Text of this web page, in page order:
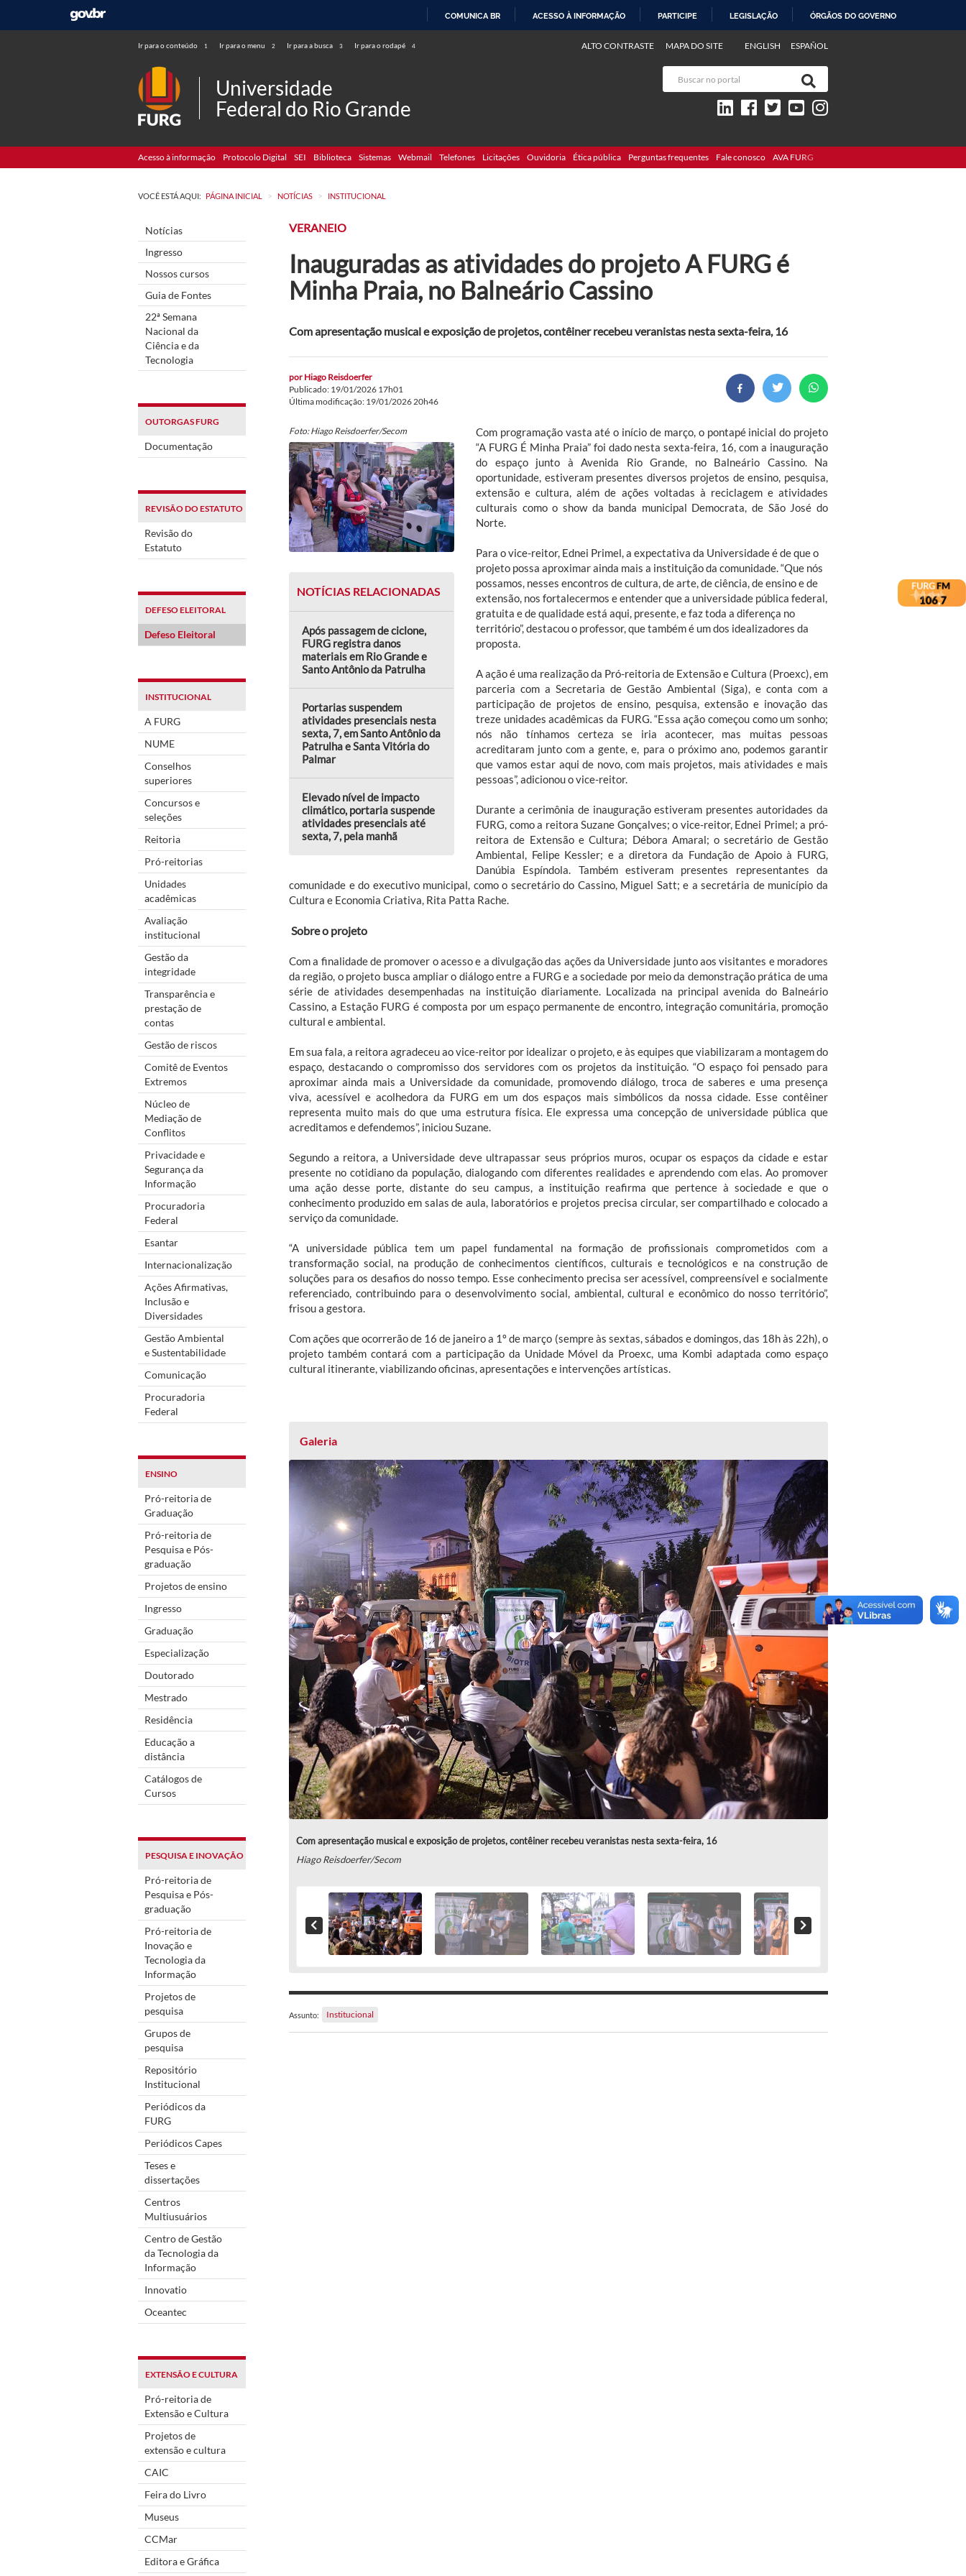
COMUNICA BR ACESSO À INFORMAÇÃO PARTICIPE LEGISLAÇÃO ÓRGÃOS DO GOVERNO
Ir para o conteúdo 1 Ir para o menu 2 Ir para a busca 3 Ir para o rodapé 4 ENGLISH ESPAÑOL
ALTO CONTRASTE MAPA DO SITE
Universidade
Federal do Rio Grande
Acesso à informação Protocolo Digital SEI Biblioteca Sistemas Webmail Telefones Licitações Ouvidoria Ética pública Perguntas frequentes Fale conosco AVA FURG
VOCÊ ESTÁ AQUI: PÁGINA INICIAL > NOTÍCIAS > INSTITUCIONAL
Notícias
Ingresso
Nossos cursos
Guia de Fontes
22ª Semana
Nacional da
Ciência e da
Tecnologia
OUTORGAS FURG
Documentação
REVISÃO DO ESTATUTO
Revisão do
Estatuto
DEFESO ELEITORAL
Defeso Eleitoral
INSTITUCIONAL
A FURG
NUME
Conselhos
superiores
Concursos e
seleções
Reitoria
Pró-reitorias
Unidades
acadêmicas
Avaliação
institucional
Gestão da
integridade
Transparência e
prestação de
contas
Gestão de riscos
Comitê de Eventos
Extremos
Núcleo de
Mediação de
Conflitos
Privacidade e
Segurança da
Informação
Procuradoria
Federal
Esantar
Internacionalização
Ações Afirmativas,
Inclusão e
Diversidades
Gestão Ambiental
e Sustentabilidade
Comunicação
Procuradoria
Federal
ENSINO
Pró-reitoria de
Graduação
Pró-reitoria de
Pesquisa e Pós-
graduação
Projetos de ensino
Ingresso
Graduação
Especialização
Doutorado
Mestrado
Residência
Educação a
distância
Catálogos de
Cursos
PESQUISA E INOVAÇÃO
Pró-reitoria de
Pesquisa e Pós-
graduação
Pró-reitoria de
Inovação e
Tecnologia da
Informação
Projetos de
pesquisa
Grupos de
pesquisa
Repositório
Institucional
Periódicos da
FURG
Periódicos Capes
Teses e
dissertações
Centros
Multiusuários
Centro de Gestão
da Tecnologia da
Informação
Innovatio
Oceantec
EXTENSÃO E CULTURA
Pró-reitoria de
Extensão e Cultura
Projetos de
extensão e cultura
CAIC
Feira do Livro
Museus
CCMar
Editora e Gráfica
VERANEIO
Inauguradas as atividades do projeto A FURG é
Minha Praia, no Balneário Cassino
Com apresentação musical e exposição de projetos, contêiner recebeu veranistas nesta sexta-feira, 16
por Hiago Reisdoerfer
Publicado: 19/01/2026 17h01
Última modificação: 19/01/2026 20h46
Foto: Hiago Reisdoerfer/Secom
Com programação vasta até o início de março, o pontapé inicial do projeto
“A FURG É Minha Praia” foi dado nesta sexta-feira, 16, com a inauguração
do espaço junto à Avenida Rio Grande, no Balneário Cassino. Na
oportunidade, estiveram presentes diversos projetos de ensino, pesquisa,
extensão e cultura, além de ações voltadas à reciclagem e atividades
culturais como o show da banda municipal Democrata, de São José do
Norte.
NOTÍCIAS RELACIONADAS
Após passagem de ciclone,
FURG registra danos
materiais em Rio Grande e
Santo Antônio da Patrulha
Portarias suspendem
atividades presenciais nesta
sexta, 7, em Santo Antônio da
Patrulha e Santa Vitória do
Palmar
Elevado nível de impacto
climático, portaria suspende
atividades presenciais até
sexta, 7, pela manhã
Para o vice-reitor, Ednei Primel, a expectativa da Universidade é de que o
projeto possa aproximar ainda mais a instituição da comunidade. “Que nós
possamos, nesses encontros de cultura, de arte, de ciência, de ensino e de
extensão, nos fortalecermos e entender que a universidade pública federal,
gratuita e de qualidade está aqui, presente, e faz toda a diferença no
território”, destacou o professor, que também é um dos idealizadores da
proposta.
A ação é uma realização da Pró-reitoria de Extensão e Cultura (Proexc), em
parceria com a Secretaria de Gestão Ambiental (Siga), e conta com a
participação de projetos de ensino, pesquisa, extensão e inovação das
treze unidades acadêmicas da FURG. “Essa ação começou como um sonho;
nós não tínhamos certeza se iria acontecer, mas muitas pessoas
acreditaram junto com a gente, e, para o próximo ano, podemos garantir
que vamos estar aqui de novo, com mais projetos, mais atividades e mais
pessoas”, adicionou o vice-reitor.
Durante a cerimônia de inauguração estiveram presentes autoridades da
FURG, como a reitora Suzane Gonçalves; o vice-reitor, Ednei Primel; a pró-
reitora de Extensão e Cultura; Débora Amaral; o secretário de Gestão
Ambiental, Felipe Kessler; e a diretora da Fundação de Apoio à FURG,
Danúbia Espíndola. Também estiveram presentes representantes da
comunidade e do executivo municipal, como o secretário do Cassino, Miguel Satt; e a secretária de município da
Cultura e Economia Criativa, Rita Patta Rache.
Sobre o projeto
Com a finalidade de promover o acesso e a divulgação das ações da Universidade junto aos visitantes e moradores
da região, o projeto busca ampliar o diálogo entre a FURG e a sociedade por meio da demonstração prática de uma
série de atividades desempenhadas na instituição diariamente. Localizada na principal avenida do Balneário
Cassino, a Estação FURG é composta por um espaço permanente de encontro, integração comunitária, promoção
cultural e ambiental.
Em sua fala, a reitora agradeceu ao vice-reitor por idealizar o projeto, e às equipes que viabilizaram a montagem do
espaço, destacando o compromisso dos servidores com os projetos da instituição. “O espaço foi pensado para
aproximar ainda mais a Universidade da comunidade, promovendo diálogo, troca de saberes e uma presença
viva, acessível e acolhedora da FURG em um dos espaços mais simbólicos da nossa cidade. Esse contêiner
representa muito mais do que uma estrutura física. Ele expressa uma concepção de universidade pública que
acreditamos e defendemos”, iniciou Suzane.
Segundo a reitora, a Universidade deve ultrapassar seus próprios muros, ocupar os espaços da cidade e estar
presente no cotidiano da população, dialogando com diferentes realidades e aprendendo com elas. Ao promover
uma ação desse porte, distante do seu campus, a instituição reafirma que pertence à sociedade e que o
conhecimento produzido em salas de aula, laboratórios e projetos precisa circular, ser compartilhado e colocado a
serviço da comunidade.
“A universidade pública tem um papel fundamental na formação de profissionais comprometidos com a
transformação social, na produção de conhecimentos científicos, culturais e tecnológicos e na construção de
soluções para os desafios do nosso tempo. Esse conhecimento precisa ser acessível, compreensível e socialmente
referenciado, contribuindo para o desenvolvimento social, ambiental, cultural e econômico do nosso território”,
frisou a gestora.
Com ações que ocorrerão de 16 de janeiro a 1º de março (sempre às sextas, sábados e domingos, das 18h às 22h), o
projeto também contará com a participação da Unidade Móvel da Proexc, uma Kombi adaptada como espaço
cultural itinerante, viabilizando oficinas, apresentações e intervenções artísticas.
Galeria
Com apresentação musical e exposição de projetos, contêiner recebeu veranistas nesta sexta-feira, 16
Hiago Reisdoerfer/Secom
Assunto: Institucional